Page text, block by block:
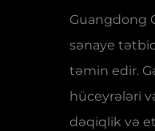
Guangdong
sənaye
təmin edir.
hüceyrələri
dəqiqlik və